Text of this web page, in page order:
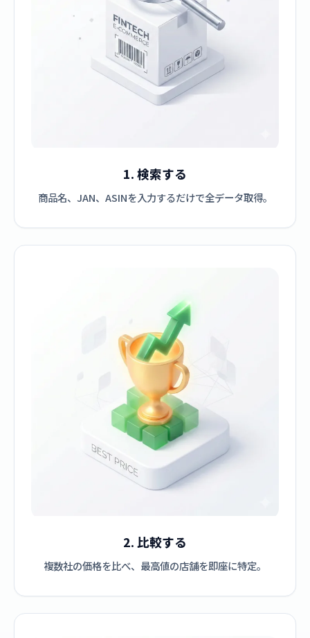
1. 検索する
商品名、JAN、ASINを入力するだけで全データ取得。
2. 比較する
複数社の価格を比べ、最高値の店舗を即座に特定。